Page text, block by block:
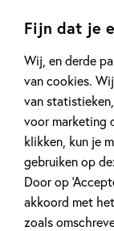
Fijn dat je
Wij, en derde
van cookies.
van
voor marketing
klikken, kun je
gebruiken op
Door op
akkoord met
zoals
Dolfje
Dolfje
Dolfje
generaties
Weerwolfje. En
boeken waarin
beleven. Wil je
nieuwtjes?